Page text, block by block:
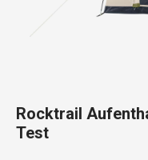
Rocktrail
Test